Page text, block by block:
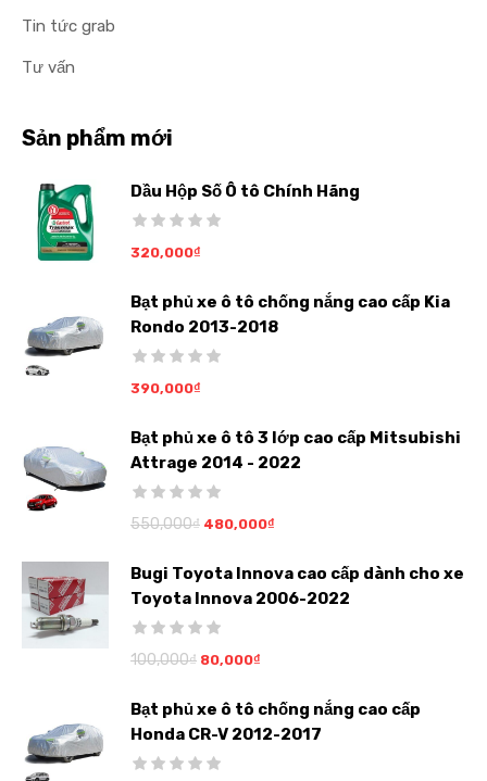
Tin tức grab
Tư vấn
Sản phẩm mới
Dầu Hộp Số Ô tô Chính Hãng
320,000₫
Bạt phủ xe ô tô chống nắng cao cấp Kia
Rondo 2013-2018
390,000₫
Bạt phủ xe ô tô 3 lớp cao cấp Mitsubishi
Attrage 2014 - 2022
550,000₫ 480,000₫
Bugi Toyota Innova cao cấp dành cho xe
Toyota Innova 2006-2022
100,000₫ 80,000₫
Bạt phủ xe ô tô chống nắng cao cấp
Honda CR-V 2012-2017